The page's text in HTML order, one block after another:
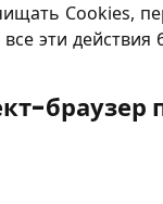
Cookies,
эти действия